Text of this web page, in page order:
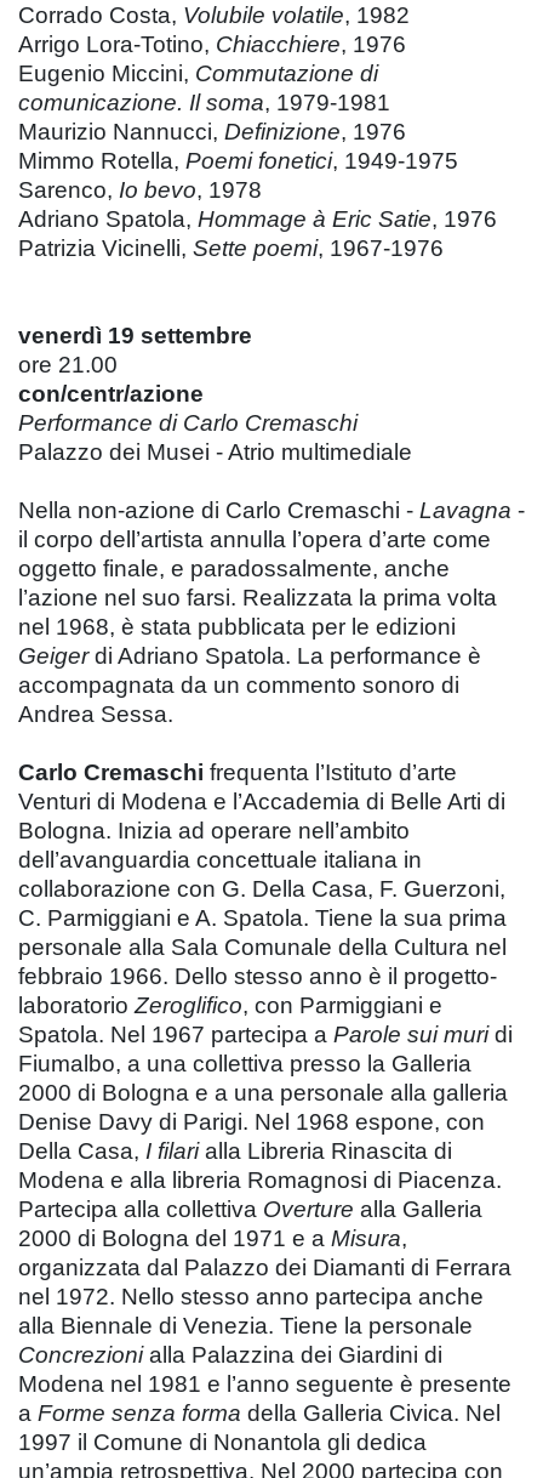
Corrado Costa, Volubile volatile, 1982
Arrigo Lora-Totino, Chiacchiere, 1976
Eugenio Miccini, Commutazione di
comunicazione. Il soma, 1979-1981
Maurizio Nannucci, Definizione, 1976
Mimmo Rotella, Poemi fonetici, 1949-1975
Sarenco, Io bevo, 1978
Adriano Spatola, Hommage à Eric Satie, 1976
Patrizia Vicinelli, Sette poemi, 1967-1976
venerdì 19 settembre
ore 21.00
con/centr/azione
Performance di Carlo Cremaschi
Palazzo dei Musei - Atrio multimediale
Nella non-azione di Carlo Cremaschi - Lavagna -
il corpo dell’artista annulla l’opera d’arte come
oggetto finale, e paradossalmente, anche
l’azione nel suo farsi. Realizzata la prima volta
nel 1968, è stata pubblicata per le edizioni
Geigerdi Adriano Spatola. La performance è
accompagnata da un commento sonoro di
Andrea Sessa.
Carlo Cremaschi frequenta l’Istituto d’arte
Venturi di Modena e l’Accademia di Belle Arti di
Bologna. Inizia ad operare nell’ambito
dell’avanguardia concettuale italiana in
collaborazione con G. Della Casa, F. Guerzoni,
C. Parmiggiani e A. Spatola. Tiene la sua prima
personale alla Sala Comunale della Cultura nel
febbraio 1966. Dello stesso anno è il progetto-
laboratorio Zeroglifico, con Parmiggiani e
Spatola. Nel 1967 partecipa a Parole sui muridi
Fiumalbo, a una collettiva presso la Galleria
2000 di Bologna e a una personale alla galleria
Denise Davy di Parigi. Nel 1968 espone, con
Della Casa, I filarialla Libreria Rinascita di
Modena e alla libreria Romagnosi di Piacenza.
Partecipa alla collettiva Overture alla Galleria
2000 di Bologna del 1971 e a Misura,
organizzata dal Palazzo dei Diamanti di Ferrara
nel 1972. Nello stesso anno partecipa anche
alla Biennale di Venezia. Tiene la personale
Concrezionialla Palazzina dei Giardini di
Modena nel 1981 e l’anno seguente è presente
a Forme senza forma della Galleria Civica. Nel
1997 il Comune di Nonantola gli dedica
un’ampia retrospettiva. Nel 2000 partecipa con